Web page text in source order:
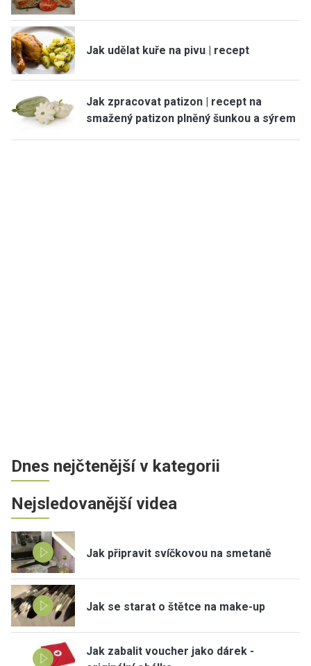
Jak udělat kuře na pivu | recept
Jak zpracovat patizon | recept na
smažený patizon plněný šunkou a sýrem
Dnes nejčtenější v kategorii
Nejsledovanější videa
Jak připravit svíčkovou na smetaně
Jak se starat o štětce na make-up
Jak zabalit voucher jako dárek -